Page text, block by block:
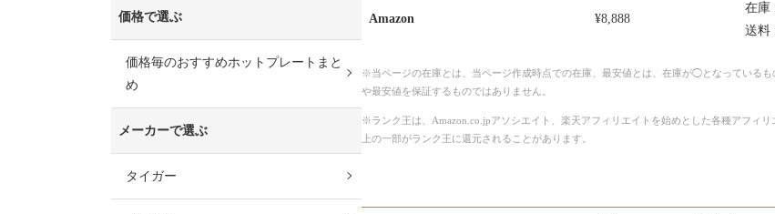
Amazon ¥8,888
在庫
送料
※当ページの在庫とは、当ページ作成時点での在庫、最安値とは、在庫が◯となっている
や最安値を保証するものではありません。
※ランク王は、Amazon.co.jpアソシエイト、楽天アフィリエイトを始めとした各種アフィ
上の一部がランク王に還元されることがあります。
価格で選ぶ
価格毎のおすすめホットプレートまと
め
メーカーで選ぶ
タイガー